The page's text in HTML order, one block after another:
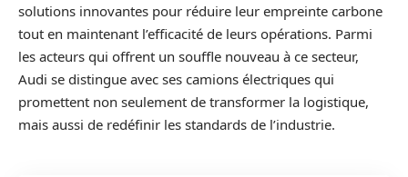
solutions innovantes pour réduire leur empreinte carbone
tout en maintenant l’efficacité de leurs opérations. Parmi
les acteurs qui offrent un souffle nouveau à ce secteur,
Audi se distingue avec ses camions électriques qui
promettent non seulement de transformer la logistique,
mais aussi de redéfinir les standards de l’industrie.